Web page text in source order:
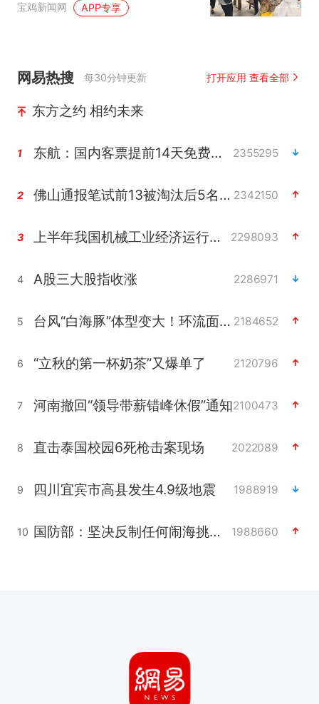
宝鸡新闻网 APP专享
网易热搜 每30分钟更新 打开应用 查看全部
东方之约 相约未来
1 东航：国内客票提前14天免费退改 2355295
2 佛山通报笔试前13被淘汰后5名进体检 2342150
3 上半年我国机械工业经济运行稳中有进 2298093
4 A股三大股指收涨 2286971
5 台风“白海豚”体型变大！环流面积接近13个浙江那么大 2184652
6 “立秋的第一杯奶茶”又爆单了 2120796
7 河南撤回“领导带薪错峰休假”通知2100473
8 直击泰国校园6死枪击案现场 2022089
9 四川宜宾市高县发生4.9级地震 1988919
10 国防部：坚决反制任何闹海挑衅图谋 1988660